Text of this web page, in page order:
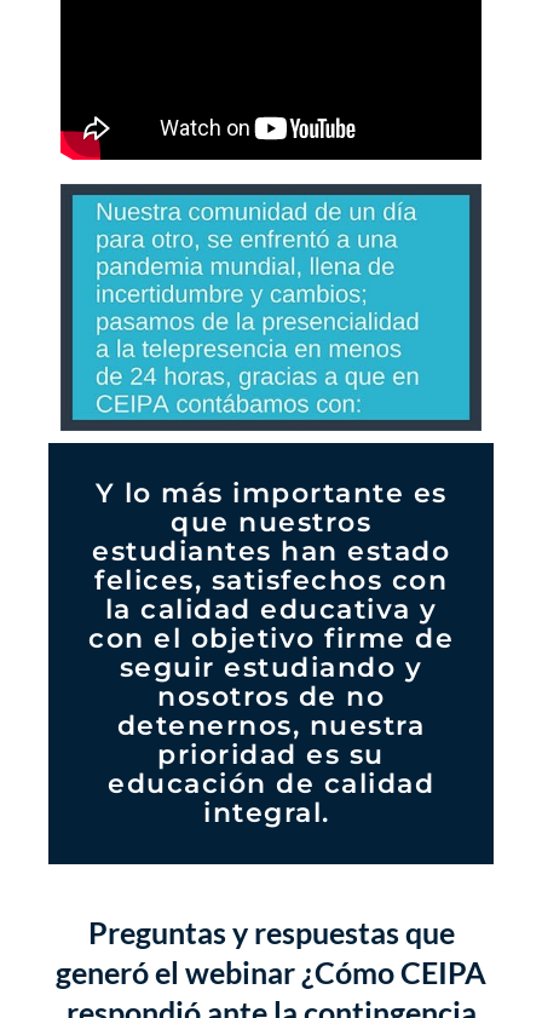
Y lo más importante es
que nuestros
estudiantes han estado
felices, satisfechos con
la calidad educativa y
con el objetivo firme de
seguir estudiando y
nosotros de no
detenernos, nuestra
prioridad es su
educación de calidad
integral.
Preguntas y respuestas que
generó el webinar ¿Cómo CEIPA